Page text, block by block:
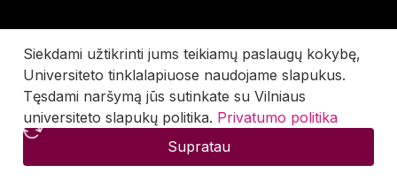
Siekdami užtikrinti jums teikiamų paslaugų kokybę,
Universiteto tinklalapiuose naudojame slapukus.
Tęsdami naršymą jūs sutinkate su Vilniaus
universiteto slapukų politika. Privatumo politika
Supratau